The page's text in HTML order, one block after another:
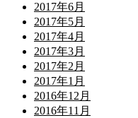
2017年6月
2017年5月
2017年4月
2017年3月
2017年2月
2017年1月
2016年12月
2016年11月